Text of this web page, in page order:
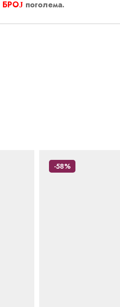
БРОЈпоголема.
-58%